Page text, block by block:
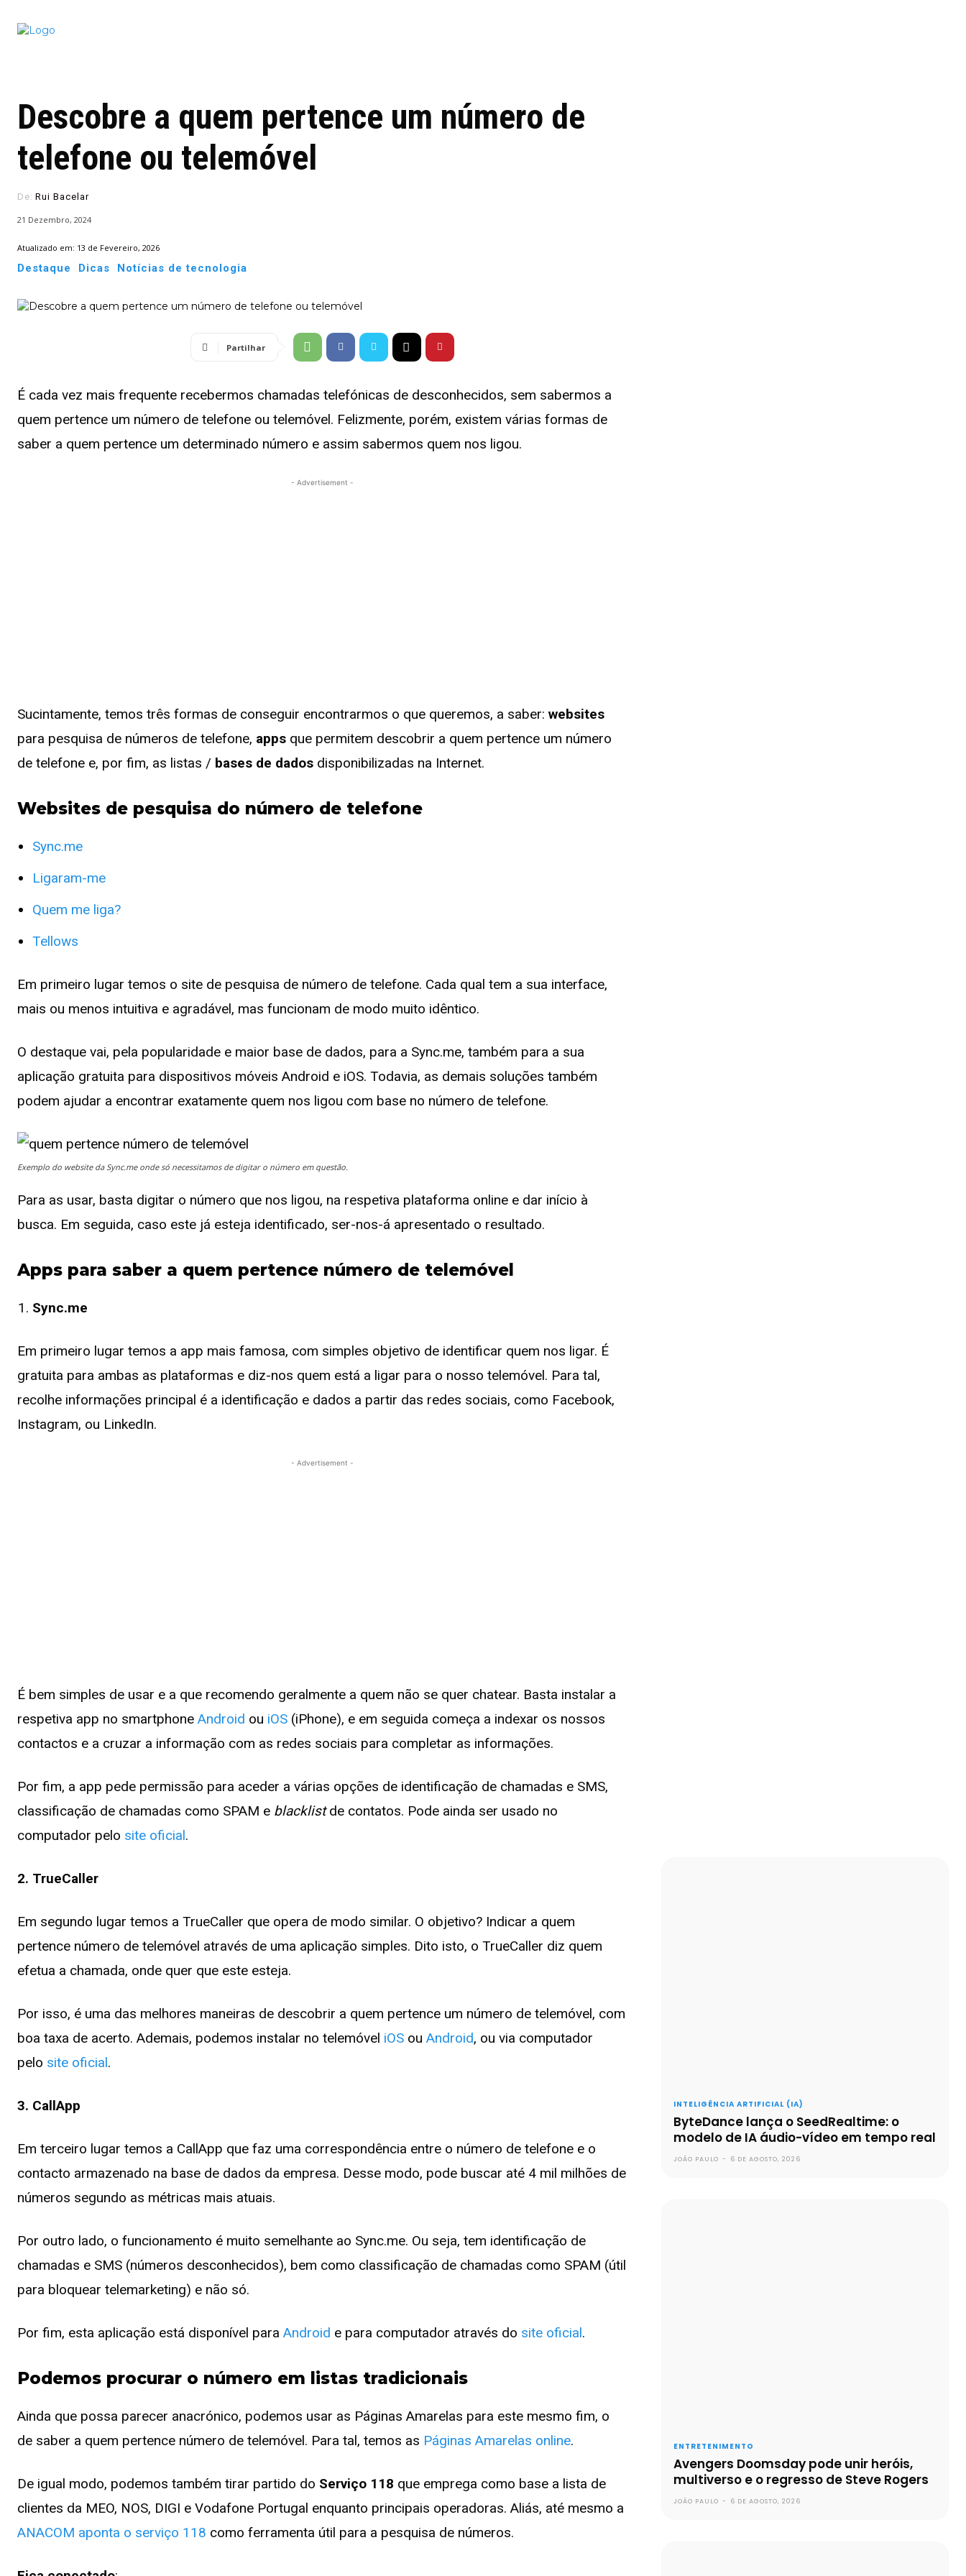
Descobre a quem pertence um número de
telefone ou telemóvel
De: Rui Bacelar
21 Dezembro, 2024
Atualizado em: 13 de Fevereiro, 2026
Destaque Dicas Notícias de tecnologia
Partilhar
É cada vez mais frequente recebermos chamadas telefónicas de desconhecidos, sem sabermos a
quem pertence um número de telefone ou telemóvel. Felizmente, porém, existem várias formas de
saber a quem pertence um determinado número e assim sabermos quem nos ligou.
- Advertisement -
Sucintamente, temos três formas de conseguir encontrarmos o que queremos, a saber: websites
para pesquisa de números de telefone, apps que permitem descobrir a quem pertence um número
de telefone e, por fim, as listas / bases de dados disponibilizadas na Internet.
Websites de pesquisa do número de telefone
Sync.me
Ligaram-me
Quem me liga?
Tellows
Em primeiro lugar temos o site de pesquisa de número de telefone. Cada qual tem a sua interface,
mais ou menos intuitiva e agradável, mas funcionam de modo muito idêntico.
O destaque vai, pela popularidade e maior base de dados, para a Sync.me, também para a sua
aplicação gratuita para dispositivos móveis Android e iOS. Todavia, as demais soluções também
podem ajudar a encontrar exatamente quem nos ligou com base no número de telefone.
Exemplo do website da Sync.me onde só necessitamos de digitar o número em questão.
Para as usar, basta digitar o número que nos ligou, na respetiva plataforma online e dar início à
busca. Em seguida, caso este já esteja identificado, ser-nos-á apresentado o resultado.
Apps para saber a quem pertence número de telemóvel
Sync.me
Em primeiro lugar temos a app mais famosa, com simples objetivo de identificar quem nos ligar. É
gratuita para ambas as plataformas e diz-nos quem está a ligar para o nosso telemóvel. Para tal,
recolhe informações principal é a identificação e dados a partir das redes sociais, como Facebook,
Instagram, ou LinkedIn.
- Advertisement -
É bem simples de usar e a que recomendo geralmente a quem não se quer chatear. Basta instalar a
respetiva app no smartphone Android ou iOS (iPhone), e em seguida começa a indexar os nossos
contactos e a cruzar a informação com as redes sociais para completar as informações.
Por fim, a app pede permissão para aceder a várias opções de identificação de chamadas e SMS,
classificação de chamadas como SPAM e blacklistde contatos. Pode ainda ser usado no
computador pelo site oficial.
2. TrueCaller
Em segundo lugar temos a TrueCaller que opera de modo similar. O objetivo? Indicar a quem
pertence número de telemóvel através de uma aplicação simples. Dito isto, o TrueCaller diz quem
efetua a chamada, onde quer que este esteja.
Por isso, é uma das melhores maneiras de descobrir a quem pertence um número de telemóvel, com
boa taxa de acerto. Ademais, podemos instalar no telemóvel iOS ou Android, ou via computador
pelo site oficial.
3. CallApp
Em terceiro lugar temos a CallApp que faz uma correspondência entre o número de telefone e o
contacto armazenado na base de dados da empresa. Desse modo, pode buscar até 4 mil milhões de
números segundo as métricas mais atuais.
Por outro lado, o funcionamento é muito semelhante ao Sync.me. Ou seja, tem identificação de
chamadas e SMS (números desconhecidos), bem como classificação de chamadas como SPAM (útil
para bloquear telemarketing) e não só.
Por fim, esta aplicação está disponível para Android e para computador através do site oficial.
Podemos procurar o número em listas tradicionais
Ainda que possa parecer anacrónico, podemos usar as Páginas Amarelas para este mesmo fim, o
de saber a quem pertence número de telemóvel. Para tal, temos as Páginas Amarelas online.
De igual modo, podemos também tirar partido do Serviço 118 que emprega como base a lista de
clientes da MEO, NOS, DIGI e Vodafone Portugal enquanto principais operadoras. Aliás, até mesmo a
ANACOM aponta o serviço 118 como ferramenta útil para a pesquisa de números.
INTELIGÊNCIA ARTIFICIAL (IA)
ByteDance lança o SeedRealtime: o
modelo de IA áudio-vídeo em tempo real
JOÃO PAULO - 6 DE AGOSTO, 2026
ENTRETENIMENTO
Avengers Doomsday pode unir heróis,
multiverso e o regresso de Steve Rogers
JOÃO PAULO - 6 DE AGOSTO, 2026